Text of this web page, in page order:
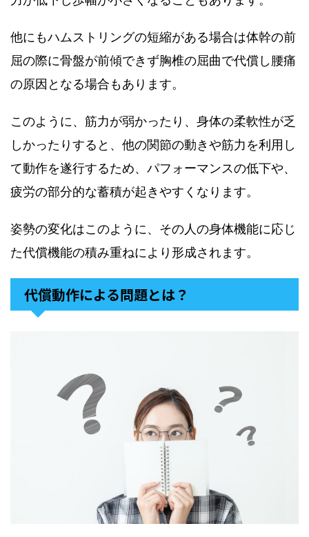
他にもハムストリングの短縮がある場合は体幹の前
屈の際に骨盤が前傾できず胸椎の屈曲で代償し腰痛
の原因となる場合もあります。
このように、筋力が弱かったり、身体の柔軟性が乏
しかったりすると、他の関節の動きや筋力を利用し
て動作を遂行するため、パフォーマンスの低下や、
疲労の部分的な蓄積が起きやすくなります。
姿勢の変化はこのように、その人の身体機能に応じ
た代償機能の積み重ねにより形成されます。
代償動作による問題とは？